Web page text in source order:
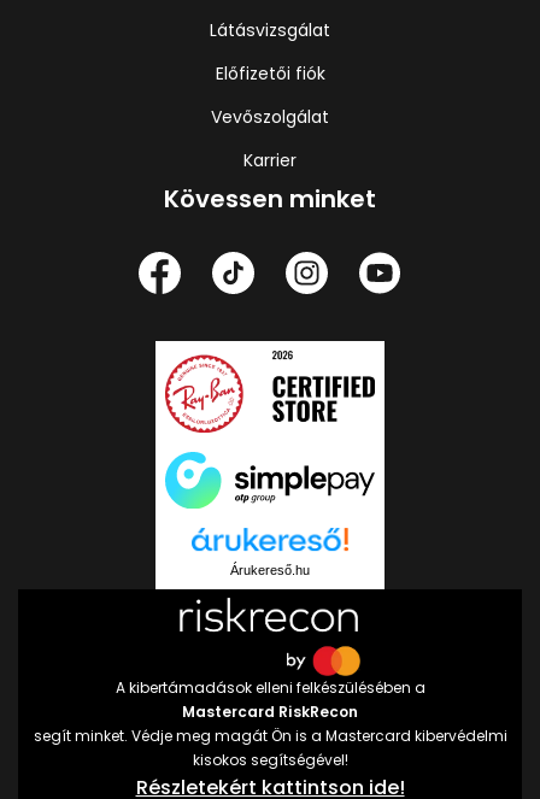
Látásvizsgálat
Előfizetői fiók
Vevőszolgálat
Karrier
Kövessen minket
Árukereső.hu
A kibertámadások elleni felkészülésében a
Mastercard RiskRecon
segít minket. Védje meg magát Ön is a Mastercard kibervédelmi
kisokos segítségével!
Részletekért kattintson ide!